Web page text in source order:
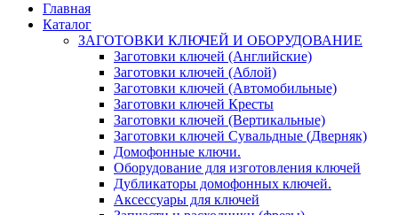
Главная
Каталог
ЗАГОТОВКИ КЛЮЧЕЙ И ОБОРУДОВАНИЕ
Заготовки ключей (Английские)
Заготовки ключей (Аблой)
Заготовки ключей (Автомобильные)
Заготовки ключей Кресты
Заготовки ключей (Вертикальные)
Заготовки ключей Сувальдные (Дверняк)
Домофонные ключи.
Оборудование для изготовления ключей
Дубликаторы домофонных ключей.
Аксессуары для ключей